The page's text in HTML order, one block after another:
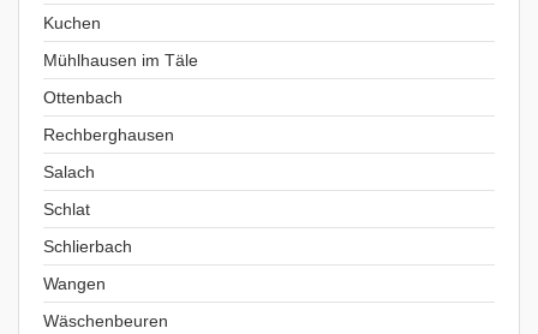
Kuchen
Mühlhausen im Täle
Ottenbach
Rechberghausen
Salach
Schlat
Schlierbach
Wangen
Wäschenbeuren